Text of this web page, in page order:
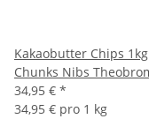
Kakaobutter Chips
Chunks Nibs
34,95 € *
34,95 € pro 1 kg